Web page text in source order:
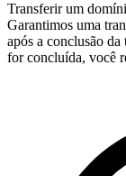
Transferir um
Garantimos uma
após a conclusão
for concluída, você